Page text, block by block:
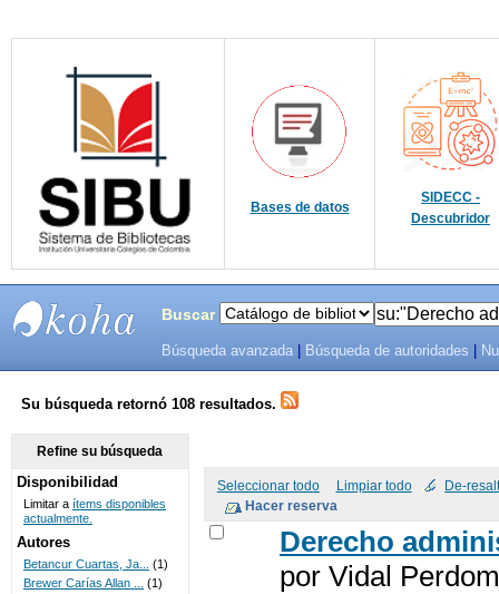
Bases de datos
SIDECC -
Descubridor
SISTEMAS
DE
BIBLIOTECAS
UNICOC
Buscar
Búsqueda avanzada Búsqueda de autoridades
Su búsqueda retornó 108 resultados.
Seleccionar todo Limpiar todo De-
Derecho
por Vidal
Refine su búsqueda
Disponibilidad
Limitar a ítems disponibles
actualmente.
Autores
Betancur Cuartas, Ja...
(1)
Brewer Carías Allan ... (1)